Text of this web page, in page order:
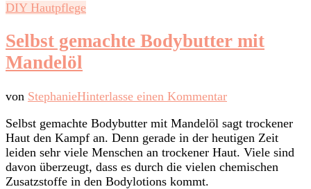
DIY Hautpflege
Selbst gemachte Bodybutter mit
Mandelöl
von StephanieHinterlasse einen Kommentarzu
gemachte
Bodybutter
mit
Mandelöl
Selbst gemachte Bodybutter mit Mandelöl sagt trockener
Haut den Kampf an. Denn gerade in der heutigen Zeit
leiden sehr viele Menschen an trockener Haut. Viele sind
davon überzeugt, dass es durch die vielen chemischen
Zusatzstoffe in den Bodylotions kommt.